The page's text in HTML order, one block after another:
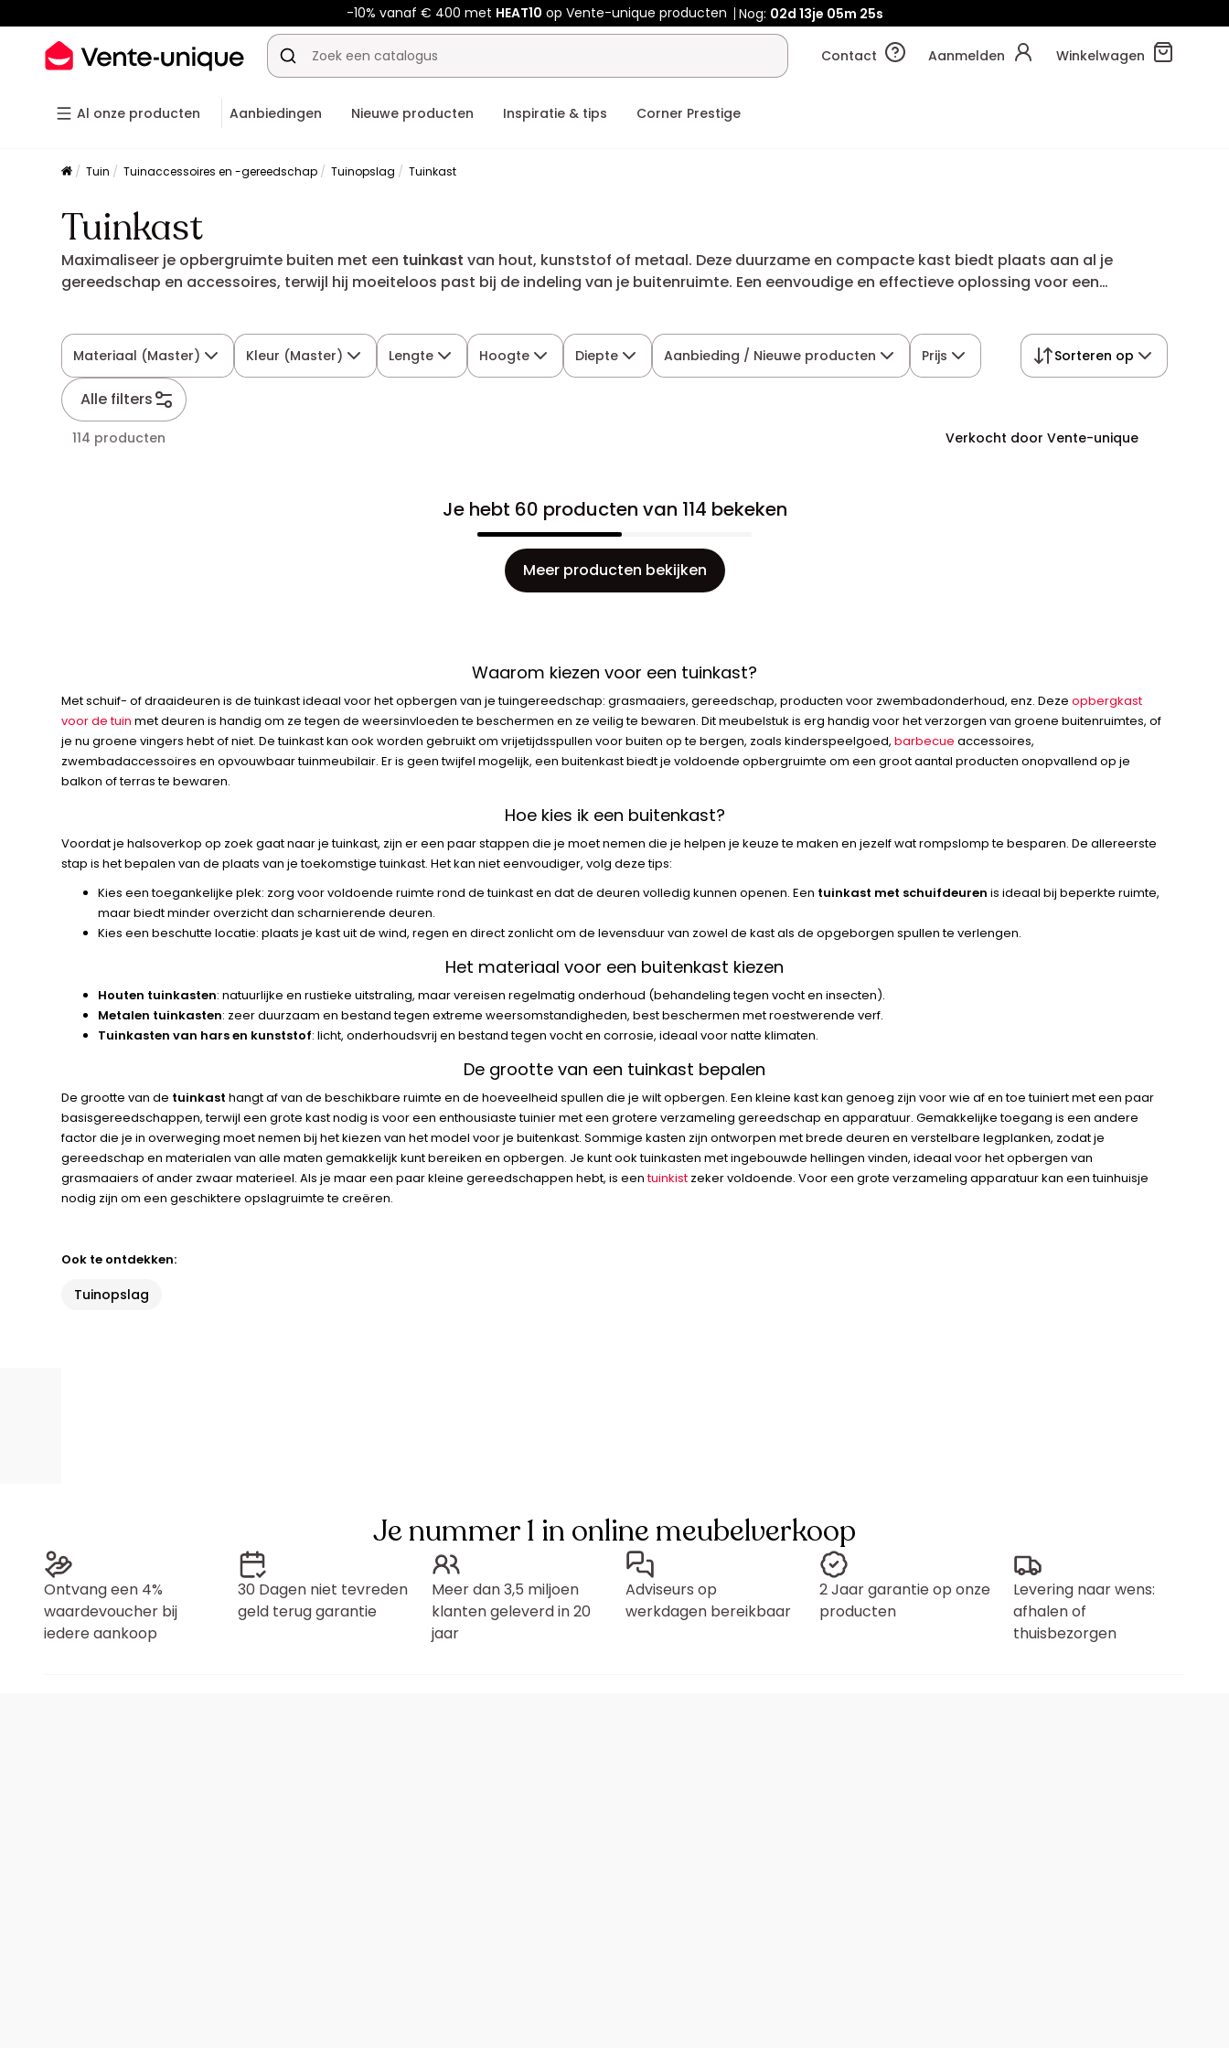
-10% vanaf € 400 met HEAT10 op Vente-unique producten Nog: 02d 13je 05m 23s
Contact Aanmelden Winkelwagen
Al onze producten Aanbiedingen Nieuwe producten Inspiratie & tips Corner Prestige
Tuin Tuinaccessoires en -gereedschap Tuinopslag Tuinkast
Tuinkast
Maximaliseer je opbergruimte buiten met een tuinkast van hout, kunststof of metaal. Deze duurzame en compacte kast biedt plaats aan al je
gereedschap en accessoires, terwijl hij moeiteloos past bij de indeling van je buitenruimte. Een eenvoudige en effectieve oplossing voor een
Materiaal (Master) Kleur (Master) Lengte Hoogte Diepte Aanbieding / Nieuwe producten Prijs
Alle filters
Sorteren op
114 producten Verkocht door Vente-unique
Je hebt 60 producten van 114 bekeken
Meer producten bekijken
Waarom kiezen voor een tuinkast?
Met schuif- of draaideuren is de tuinkast ideaal voor het opbergen van je tuingereedschap: grasmaaiers, gereedschap, producten voor zwembadonderhoud, enz. Dezeopbergkast
voor de tuin met deuren is handig om ze tegen de weersinvloeden te beschermen en ze veilig te bewaren. Dit meubelstuk is erg handig voor het verzorgen van groene buitenruimtes, of
je nu groene vingers hebt of niet. De tuinkast kan ook worden gebruikt om vrijetijdsspullen voor buiten op te bergen, zoals kinderspeelgoed,barbecue accessoires,
zwembadaccessoires en opvouwbaar tuinmeubilair. Er is geen twijfel mogelijk, een buitenkast biedt je voldoende opbergruimte om een groot aantal producten onopvallend op je
balkon of terras te bewaren.
Hoe kies ik een buitenkast?
Voordat je halsoverkop op zoek gaat naar je tuinkast, zijn er een paar stappen die je moet nemen die je helpen je keuze te maken en jezelf wat rompslomp te besparen. De allereerste
stap is het bepalen van de plaats van je toekomstige tuinkast. Het kan niet eenvoudiger, volg deze tips:
Kies een toegankelijke plek: zorg voor voldoende ruimte rond de tuinkast en dat de deuren volledig kunnen openen. Een tuinkast met schuifdeuren is ideaal bij beperkte ruimte,
maar biedt minder overzicht dan scharnierende deuren.
Kies een beschutte locatie: plaats je kast uit de wind, regen en direct zonlicht om de levensduur van zowel de kast als de opgeborgen spullen te verlengen.
Het materiaal voor een buitenkast kiezen
Houten tuinkasten: natuurlijke en rustieke uitstraling, maar vereisen regelmatig onderhoud (behandeling tegen vocht en insecten).
Metalen tuinkasten: zeer duurzaam en bestand tegen extreme weersomstandigheden, best beschermen met roestwerende verf.
Tuinkasten van hars en kunststof: licht, onderhoudsvrij en bestand tegen vocht en corrosie, ideaal voor natte klimaten.
De grootte van een tuinkast bepalen
De grootte van de tuinkast hangt af van de beschikbare ruimte en de hoeveelheid spullen die je wilt opbergen. Een kleine kast kan genoeg zijn voor wie af en toe tuiniert met een paar
basisgereedschappen, terwijl een grote kast nodig is voor een enthousiaste tuinier met een grotere verzameling gereedschap en apparatuur. Gemakkelijke toegang is een andere
factor die je in overweging moet nemen bij het kiezen van het model voor je buitenkast. Sommige kasten zijn ontworpen met brede deuren en verstelbare legplanken, zodat je
gereedschap en materialen van alle maten gemakkelijk kunt bereiken en opbergen. Je kunt ook tuinkasten met ingebouwde hellingen vinden, ideaal voor het opbergen van
grasmaaiers of ander zwaar materieel. Als je maar een paar kleine gereedschappen hebt, is eentuinkist zeker voldoende. Voor een grote verzameling apparatuur kan een tuinhuisje
nodig zijn om een geschiktere opslagruimte te creëren.
Ook te ontdekken:
Tuinopslag
Je nummer 1 in online meubelverkoop
Ontvang een 4%
waardevoucher bij
iedere aankoop
30 Dagen niet tevreden
geld terug garantie
Meer dan 3,5 miljoen
klanten geleverd in 20
jaar
Adviseurs op
werkdagen bereikbaar
2 Jaar garantie op onze
producten
Levering naar wens:
afhalen of
thuisbezorgen